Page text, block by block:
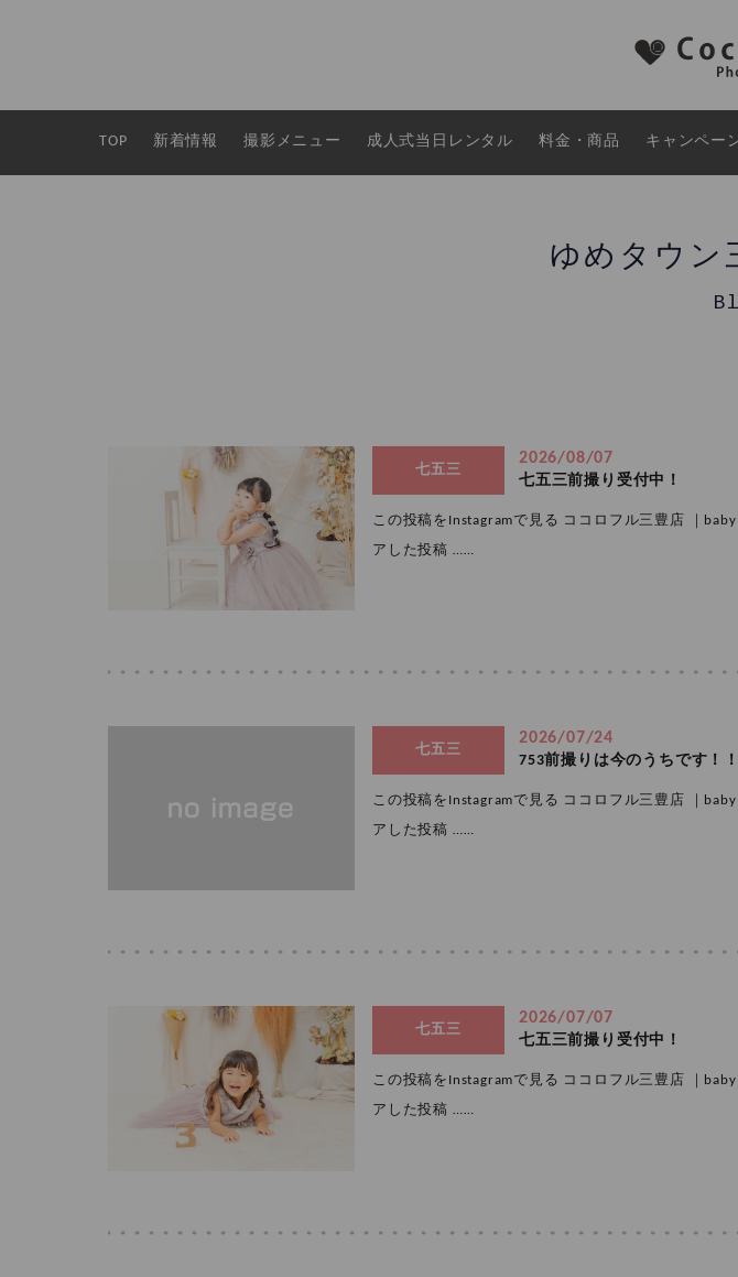
TOP 新着情報 撮影メニュー 成人式当日レンタル 料金・商品 キャンペー
ゆめタウン
七五三
2026/08/07
七五三前撮り受付中！
この投稿をInstagramで見る ココロフル三豊店 ｜
アした投稿 ……
七五三
2026/07/24
753前撮りは今のうちです！！
この投稿をInstagramで見る ココロフル三豊店 ｜
アした投稿 ……
七五三
2026/07/07
七五三前撮り受付中！
この投稿をInstagramで見る ココロフル三豊店 ｜
アした投稿 ……